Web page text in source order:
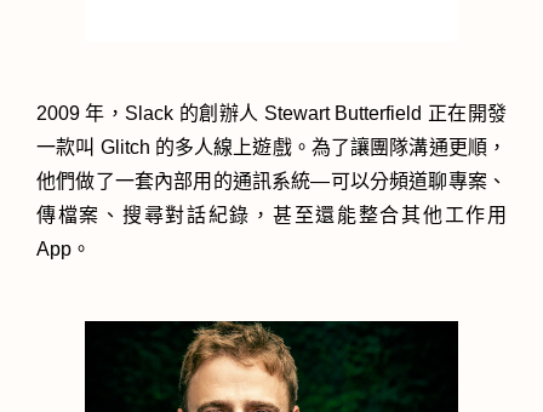
2009 年，Slack 的創辦人 Stewart Butterfield 正在開發
一款叫 Glitch 的多人線上遊戲。為了讓團隊溝通更順，
他們做了一套內部用的通訊系統—可以分頻道聊專案、
傳檔案、搜尋對話紀錄，甚至還能整合其他工作用
App。